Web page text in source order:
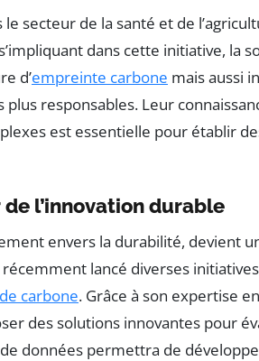
secteur de la santé et de
dans cette initiative, la
d’empreinte carbone mais aussi
responsables. Leur
est essentielle pour établir
l’innovation durable
envers la durabilité, devient
lancé diverses
carbone. Grâce à son expertise
des solutions innovantes pour
de données permettra de